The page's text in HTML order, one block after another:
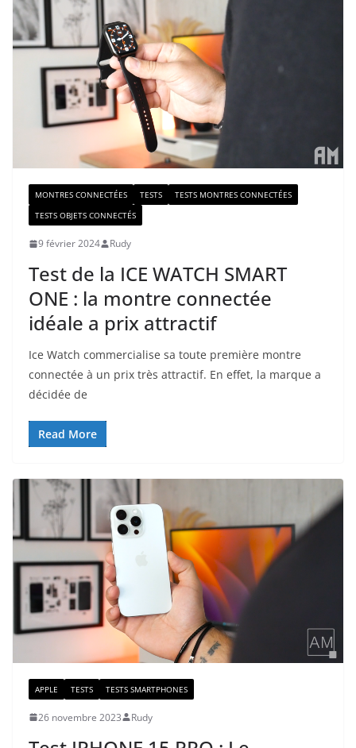
MONTRES CONNECTÉES TESTS
TESTS MONTRES CONNECTÉES
TESTS OBJETS CONNECTÉS
9 février 2024 Rudy
Test de la ICE WATCH SMART
ONE : la montre connectée
idéale a prix attractif
Ice Watch commercialise sa toute première montre
connectée à un prix très attractif. En effet, la marque a
décidée de
Read More
APPLE TESTS TESTS SMARTPHONES
26 novembre 2023 Rudy